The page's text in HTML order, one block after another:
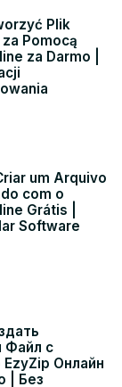
Plik
Pomocą
za Darmo |
um Arquivo
com o
Grátis |
Software
Файл с
Онлайн
| Без